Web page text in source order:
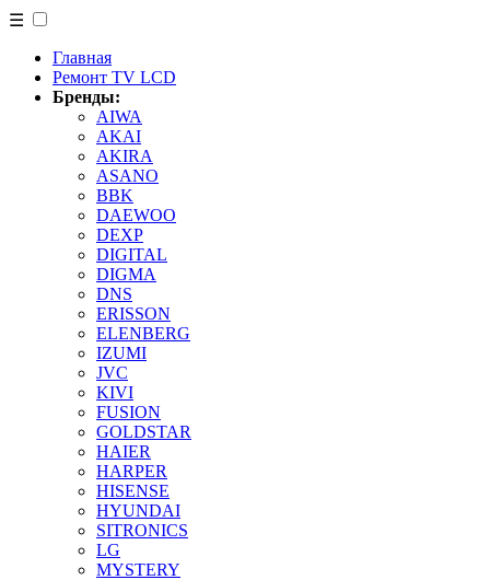
☰
Главная
Ремонт TV LCD
Бренды:
AIWA
AKAI
AKIRA
ASANO
BBK
DAEWOO
DEXP
DIGITAL
DIGMA
DNS
ERISSON
ELENBERG
IZUMI
JVC
KIVI
FUSION
GOLDSTAR
HAIER
HARPER
HISENSE
HYUNDAI
SITRONICS
LG
MYSTERY